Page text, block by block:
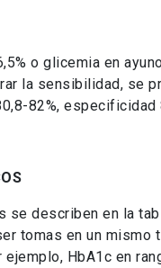
o glicemia en
la sensibilidad, se
82%,
describen en la
tomas en un mismo
HbA1c en